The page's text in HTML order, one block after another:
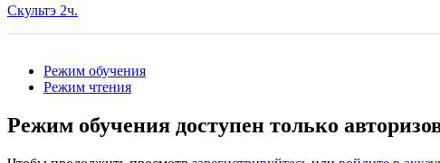
Скультэ 2ч.
Режим обучения
Режим чтения
Режим обучения доступен только